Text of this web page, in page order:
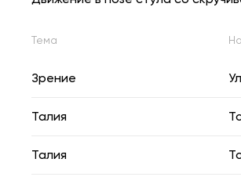
Тема
Зрение
Талия
Талия